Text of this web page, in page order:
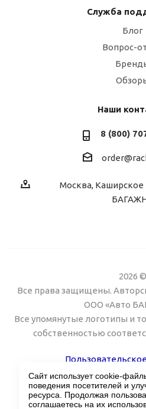
Служба
Блог
Вопрос-
Наши
8 (800)
Москва,
2026 ©
Все права защищены.
ООО «Авто
Все упомянутые логотипы и
собственностью
Поддержка
Сайт использует cookie-
поведения посетителей и
ресурса. Продолжая
соглашаетесь на их